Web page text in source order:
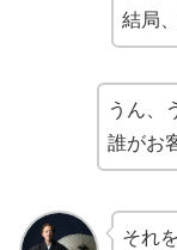
結局
うん、
誰がお
それ